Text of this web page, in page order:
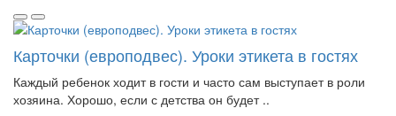
Карточки (европодвес). Уроки этикета в гостях
Каждый ребенок ходит в гости и часто сам выступает в роли
хозяина. Хорошо, если с детства он будет ..